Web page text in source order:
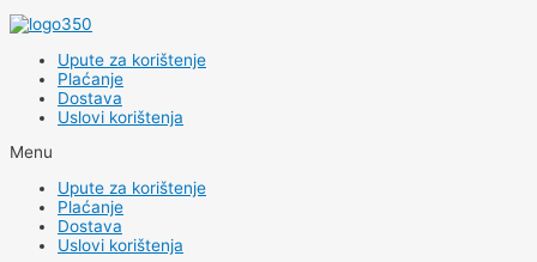
Upute za korištenje
Plaćanje
Dostava
Uslovi korištenja
Menu
Upute za korištenje
Plaćanje
Dostava
Uslovi korištenja